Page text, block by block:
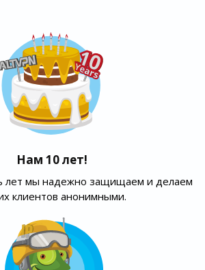
Нам 10 лет!
лет мы надежно защищаем и делаем
клиентов анонимными.